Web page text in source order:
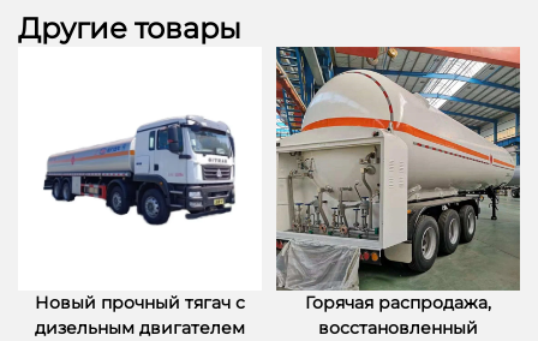
Другие товары
Новый прочный тягач с
дизельным двигателем
Горячая распродажа,
восстановленный